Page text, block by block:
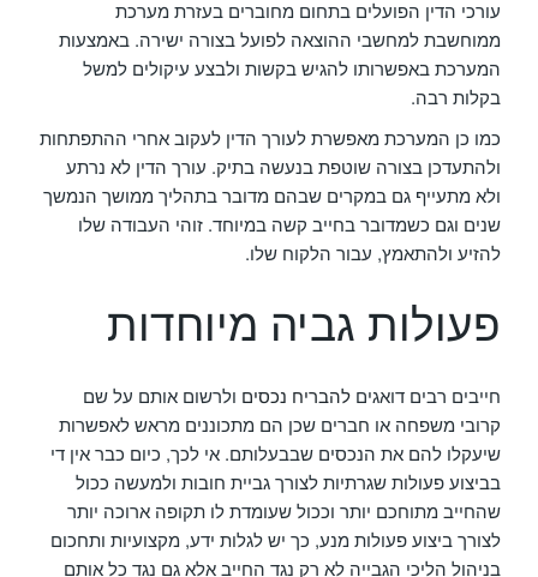
עורכי הדין הפועלים בתחום מחוברים בעזרת מערכת
ממוחשבת למחשבי ההוצאה לפועל בצורה ישירה. באמצעות
המערכת באפשרותו להגיש בקשות ולבצע עיקולים למשל
בקלות רבה.
כמו כן המערכת מאפשרת לעורך הדין לעקוב אחרי ההתפתחות
ולהתעדכן בצורה שוטפת בנעשה בתיק. עורך הדין לא נרתע
ולא מתעייף גם במקרים שבהם מדובר בתהליך ממושך הנמשך
שנים וגם כשמדובר בחייב קשה במיוחד. זוהי העבודה שלו
להזיע ולהתאמץ, עבור הלקוח שלו.
פעולות גביה מיוחדות
חייבים רבים דואגיםלהבריח נכסים ולרשום אותם על שם
קרובי משפחה או חברים שכן הם מתכוננים מראש לאפשרות
שיעקלו להם את הנכסים שבבעלותם. אי לכך, כיום כבר אין די
בביצוע פעולות שגרתיות לצורך גביית חובות ולמעשה ככול
שהחייב מתוחכם יותר וככול שעומדת לו תקופה ארוכה יותר
לצורך ביצוע פעולות מנע, כך יש לגלות ידע, מקצועיות ותחכום
בניהול הליכי הגבייה לא רק נגד החייב אלא גם נגד כל אותם